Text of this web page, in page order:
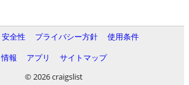
安全性 プライバシー方針
使用条件
情報
アプリ
サイトマップ
© 2026 craigslist